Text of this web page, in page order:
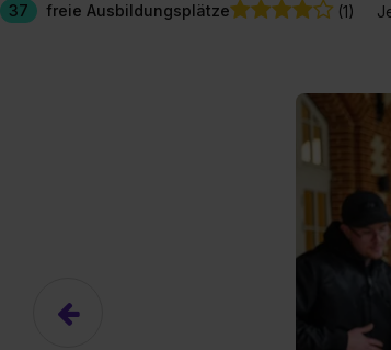
37 freie Ausbildungsplätze (1)